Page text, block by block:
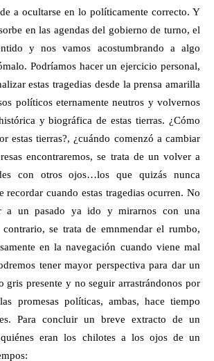
a ocultarse en lo políticamente correcto. Y
en las agendas del gobierno de turno, el
y nos vamos acostumbrando a algo
Podríamos hacer un ejercicio personal,
estas tragedias desde la prensa amarilla
políticos eternamente neutros y volvernos
y biográfica de estas tierras. ¿Cómo
estas tierras?, ¿cuándo comenzó a cambiar
encontraremos, se trata de un volver a
con otros ojos…los que quizás nunca
recordar cuando estas tragedias ocurren. No
a un pasado ya ido y mirarnos con una
se trata de emnmendar el rumbo,
en la navegación cuando viene mal
tener mayor perspectiva para dar un
gris presente y no seguir arrastrándonos por
promesas políticas, ambas, hace tiempo
Para concluir un breve extracto de un
eran los chilotes a los ojos de un